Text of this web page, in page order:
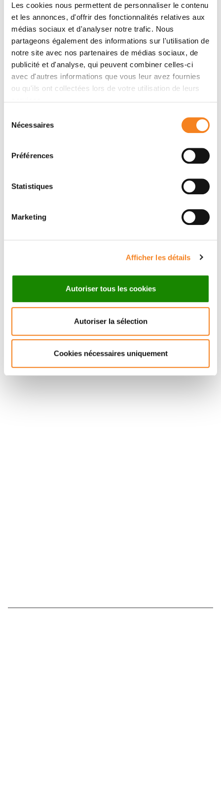
Les cookies nous permettent de personnaliser le contenu
et les annonces, d'offrir des fonctionnalités relatives aux
médias sociaux et d'analyser notre trafic. Nous
partageons également des informations sur l'utilisation de
notre site avec nos partenaires de médias sociaux, de
publicité et d'analyse, qui peuvent combiner celles-ci
avec d'autres informations que vous leur avez fournies
ou qu'ils ont collectées lors de votre utilisation de leurs
Nécessaires
Préférences
Statistiques
Marketing
Afficher les détails
Autoriser tous les cookies
Autoriser la sélection
Cookies nécessaires uniquement
datasets. In this presentation, we will demystify
machine learning to give you intuition on how it works
and how it could be applied to your project. We will
also cover specific deep learning applications in
biology and present its future possibilities and limits
through foundational models.
Institut Curie
Invité(es) par
Melissa Saichi
Une question sur le séminaire ?
Melissa Saichi